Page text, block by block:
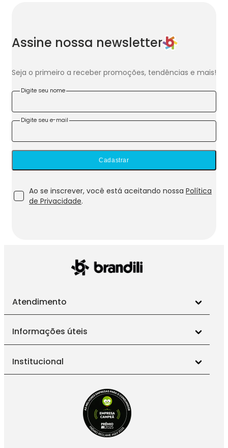
Assine nossa newsletter
Seja o primeiro a receber promoções, tendências e mais!
Digite seu nome
Digite seu e-mail
Cadastrar
Ao se inscrever, você está aceitando nossa Política
de Privacidade.
Atendimento
Informações úteis
Institucional